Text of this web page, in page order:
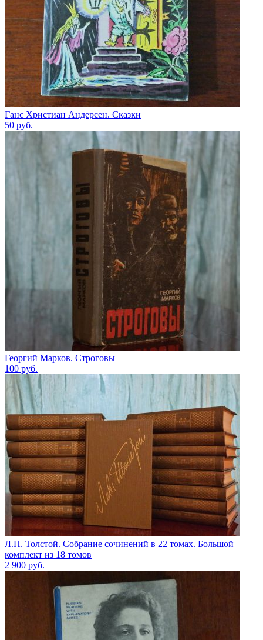
Ганс Христиан Андерсен. Сказки
50 руб.
Георгий Марков. Строговы
100 руб.
Л.Н. Толстой. Собрание сочинений в 22 томах. Большой
комплект из 18 томов
2 900 руб.